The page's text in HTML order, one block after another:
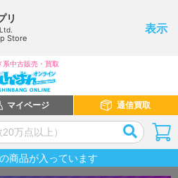
リ
Store
表示
系中古販売・買取
マイページ 通信買取
商品が入っています